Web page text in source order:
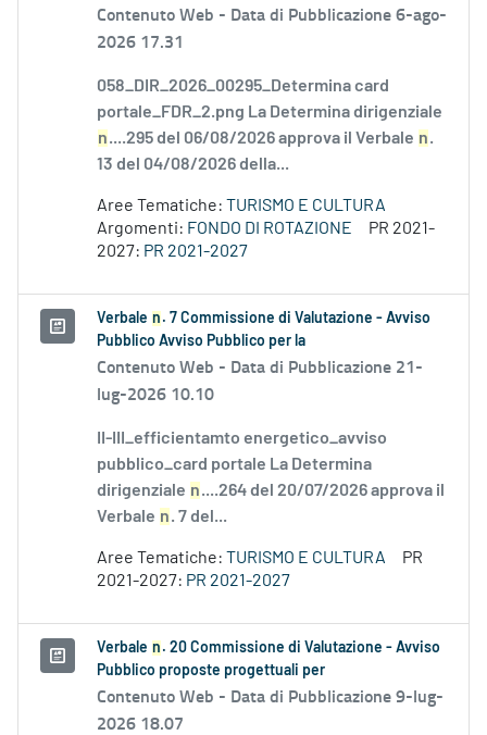
Contenuto Web - Data di Pubblicazione 6-ago-
2026 17.31
058_DIR_2026_00295_Determina card
portale_FDR_2.png La Determina dirigenziale
n....295 del 06/08/2026 approva il Verbale n.
13 del 04/08/2026 della...
Aree Tematiche: TURISMO E CULTURA
Argomenti: FONDO DI ROTAZIONE
PR 2021-
2027: PR 2021-2027
Verbale n . 7 Commissione di Valutazione - Avviso
Pubblico Avviso Pubblico per la
Contenuto Web - Data di Pubblicazione 21-
lug-2026 10.10
II-III_efficientamto energetico_avviso
pubblico_card portale La Determina
dirigenziale n....264 del 20/07/2026 approva il
Verbale n. 7 del...
Aree Tematiche: TURISMO E CULTURA
PR
2021-2027: PR 2021-2027
Verbale n . 20 Commissione di Valutazione - Avviso
Pubblico proposte progettuali per
Contenuto Web - Data di Pubblicazione 9-lug-
2026 18.07